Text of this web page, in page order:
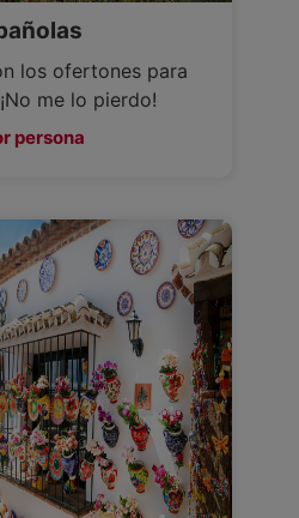
los ofertones para
me lo pierdo!
persona